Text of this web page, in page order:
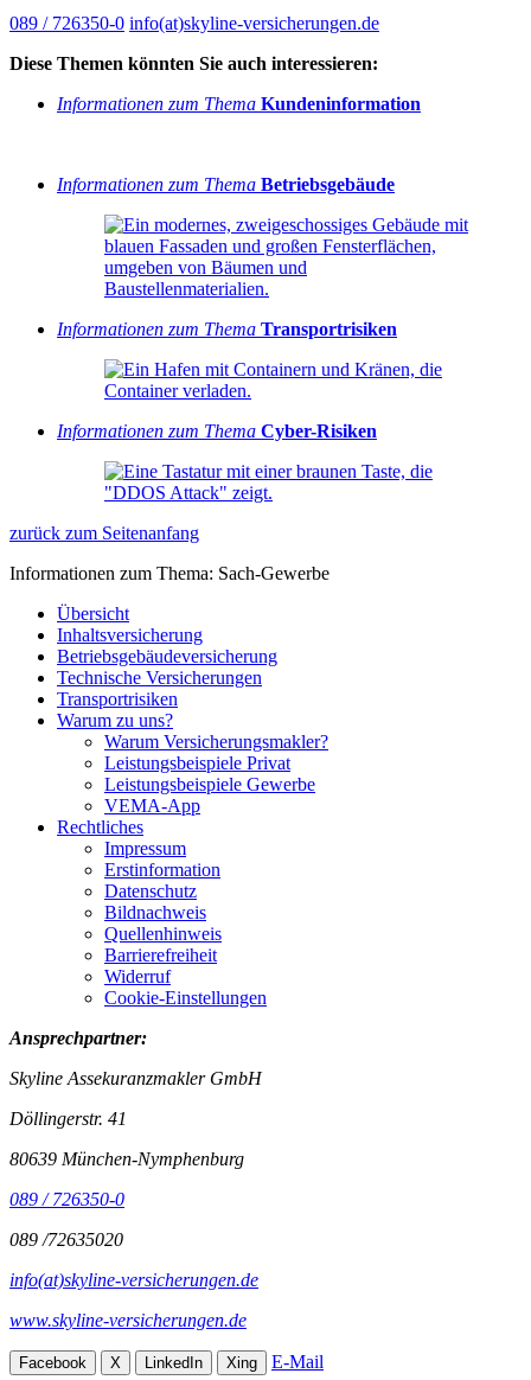
089 / 726350-0 info(at)skyline-versicherungen.de
Diese Themen könnten Sie auch interessieren:
Informationen zum Thema Kundeninformation
Informationen zum Thema Betriebsgebäude
Informationen zum Thema Transportrisiken
Informationen zum Thema Cyber-Risiken
zurück zum Seitenanfang
Informationen zum Thema: Sach-Gewerbe
Übersicht
Inhaltsversicherung
Betriebsgebäudeversicherung
Technische Versicherungen
Transportrisiken
Warum zu uns?
Warum Versicherungsmakler?
Leistungsbeispiele Privat
Leistungsbeispiele Gewerbe
VEMA-App
Rechtliches
Impressum
Erstinformation
Datenschutz
Bildnachweis
Quellenhinweis
Barrierefreiheit
Widerruf
Cookie-Einstellungen
Ansprechpartner:
Skyline Assekuranzmakler GmbH
Döllingerstr. 41
80639 München-Nymphenburg
089 / 726350-0
089 /72635020
info(at)skyline-versicherungen.de
www.skyline-versicherungen.de
Facebook X LinkedIn Xing E-Mail